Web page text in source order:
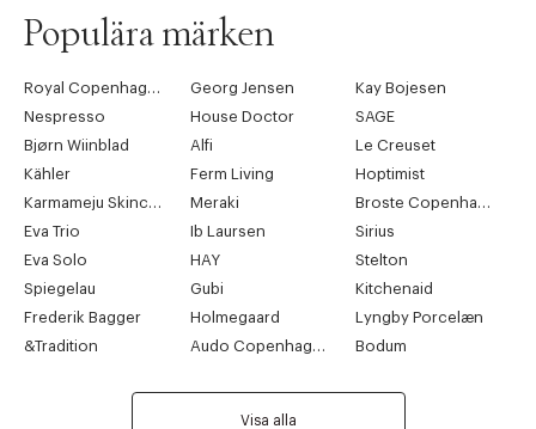
Populära märken
Royal Copenhagen Georg Jensen
Kay Bojesen
Nespresso
House Doctor
SAGE
Bjørn Wiinblad
Alfi
Le Creuset
Kähler
Ferm Living
Hoptimist
Karmameju Skincare
Meraki
Broste Copenhagen
Eva Trio
Ib Laursen
Sirius
Eva Solo
HAY
Stelton
Spiegelau
Gubi
Kitchenaid
Frederik Bagger
Holmegaard
Lyngby Porcelæn
&Tradition
Audo Copenhagen Bodum
Visa alla